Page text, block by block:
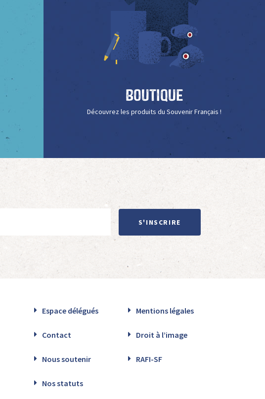
Boutique
Découvrez les produits du Souvenir Français !
S'INSCRIRE
Espace délégués Mentions légales
Contact Droit à l’image
Nous soutenir RAFI-SF
Nos statuts